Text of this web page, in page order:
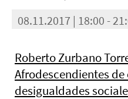
08.11.2017 | 18:00 -
Roberto Zurbano
Afrodescendientes
desigualdades